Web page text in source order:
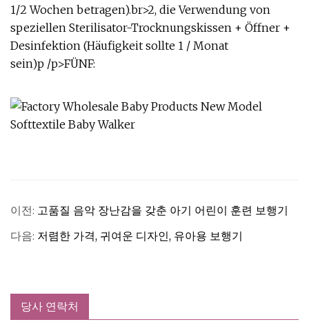
1/2 Wochen betragen).br>2, die Verwendung von
speziellen Sterilisator-Trocknungskissen + Öffner +
Desinfektion (Häufigkeit sollte 1 / Monat
sein)p /p>FÜNF:
이전: 고품질 음악 장난감을 갖춘 아기 어린이 훈련 보행기
다음: 저렴한 가격, 귀여운 디자인, 유아용 보행기
당사 연락처